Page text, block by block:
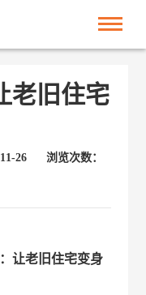
老旧住宅
26
浏览次数：
让老旧住宅变身